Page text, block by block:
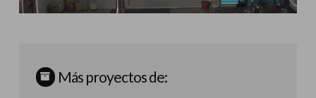
Más proyectos de: